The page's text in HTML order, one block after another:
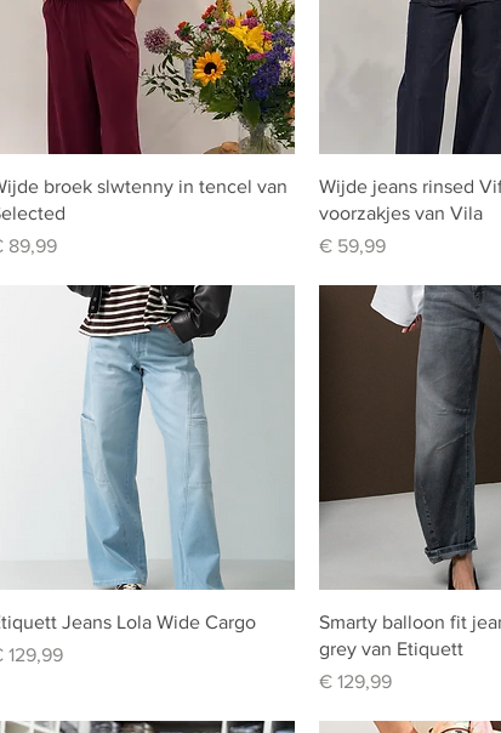
broek slwtenny in tencel van
89,99
Wijde jeans rinsed
voorzakjes van Vila
Prijs
€ 59,99
Jeans Lola Wide Cargo
129,99
Smarty balloon fit
grey van Etiquett
Prijs
€ 129,99